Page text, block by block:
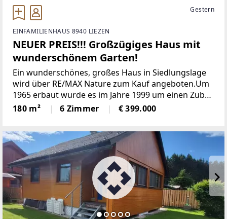
Gestern
EINFAMILIENHAUS 8940 LIEZEN
NEUER PREIS!!! Großzügiges Haus mit
wunderschönem Garten!
Ein wunderschönes, großes Haus in Siedlungslage
wird über RE/MAX Nature zum Kauf angeboten.Um
1965 erbaut wurde es im Jahre 1999 um einen Zubau
samt Garagenbau erweitert.Es befindet es sich in
einem äußerst guten und gepflegten Zustand und
180 m² 6 Zimmer € 399.000